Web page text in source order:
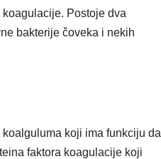
Postoje dva
bakterije čoveka i nekih
koji ima funkciju da
faktora koagulacije koji